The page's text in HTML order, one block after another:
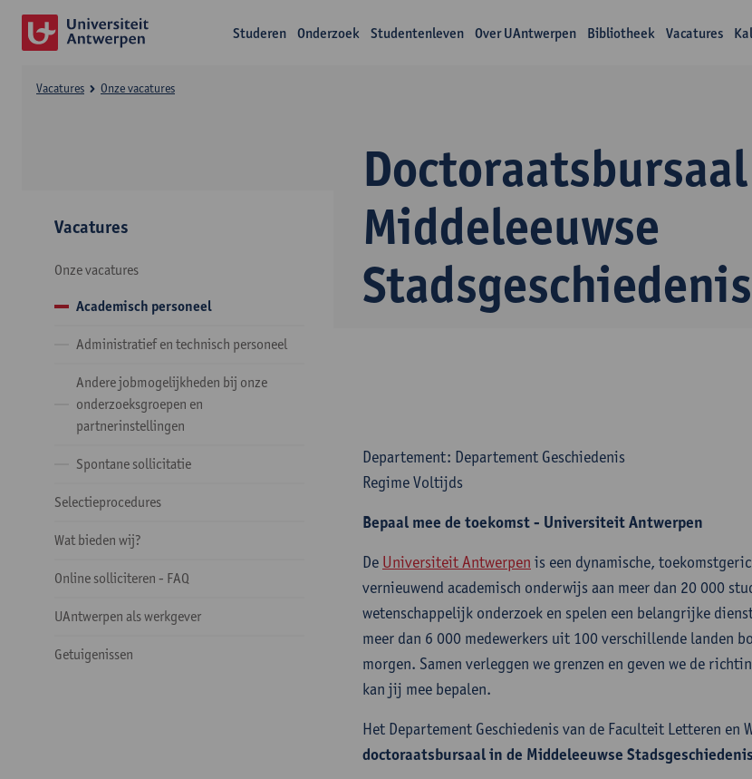
Studeren Onderzoek Studentenleven Over UAntwerpen Bibliotheek Vacatures
Middeleeuwse
Stadsgeschiedenis
Vacatures Onze vacatures
Vacatures
Onze vacatures
Academisch personeel
Administratief en technisch personeel
Andere jobmogelijkheden bij onze
onderzoeksgroepen en
partnerinstellingen
Spontane sollicitatie
Selectieprocedures
Wat bieden wij?
Online solliciteren - FAQ
UAntwerpen als werkgever
Getuigenissen
Departement: Departement Geschiedenis
Regime Voltijds
Bepaal mee de toekomst - Universiteit Antwerpen
De Universiteit Antwerpen is een dynamische,
vernieuwend academisch onderwijs aan meer dan 20 000
wetenschappelijk onderzoek en spelen een belangrijke
meer dan 6 000 medewerkers uit 100 verschillende landen
morgen. Samen verleggen we grenzen en geven we de
kan jij mee bepalen.
Het Departement Geschiedenis van de Faculteit Letteren
doctoraatsbursaal in de Middeleeuwse Stadsgeschiedenis